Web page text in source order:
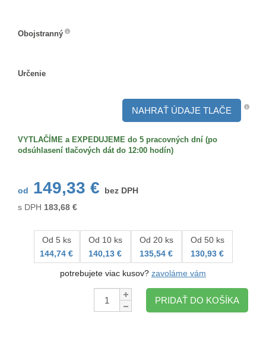
Obojstranný
Určenie
NAHRAŤ ÚDAJE TLAČE
VYTLAČÍME a EXPEDUJEME do 5 pracovných dní (po
odsúhlasení tlačových dát do 12:00 hodín)
od 149,33 €
bez DPH
s DPH 183,68 €
Od 5 ks
144,74 €
Od 10 ks
140,13 €
Od 20 ks
135,54 €
Od 50 ks
130,93 €
potrebujete viac kusov? zavoláme vám
Množstvo:
PRIDAŤ DO KOŠÍKA